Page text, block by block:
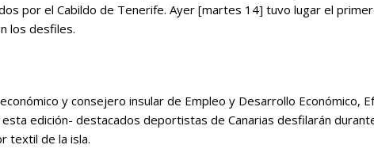
por el Cabildo de Tenerife. Ayer [martes 14] tuvo lugar el
los desfiles.
y consejero insular de Empleo y Desarrollo Económico,
edición- destacados deportistas de Canarias desfilarán
textil de la isla.